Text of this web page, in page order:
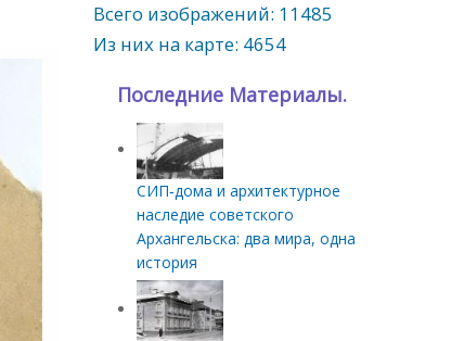
Всего изображений: 11485
Из них на карте: 4654
Последние Материалы.
СИП‑дома и архитектурное
наследие советского
Архангельска: два мира, одна
история